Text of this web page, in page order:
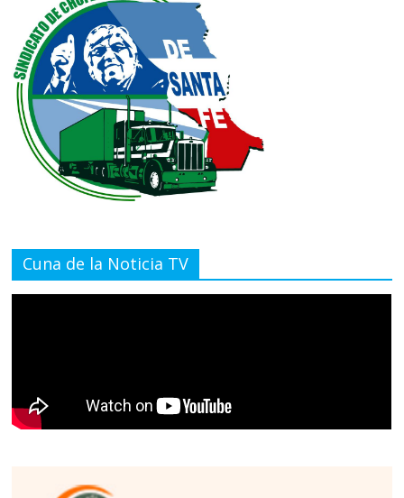
Cuna de la Noticia TV